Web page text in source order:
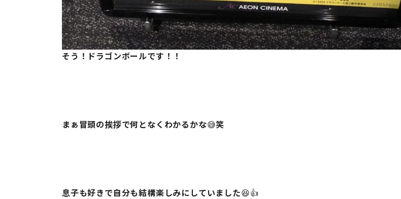
そう！ドラゴンボールです！！
まぁ冒頭の挨拶で何となくわかるかな😅笑
息子も好きで自分も結構楽しみにしていました😆👍